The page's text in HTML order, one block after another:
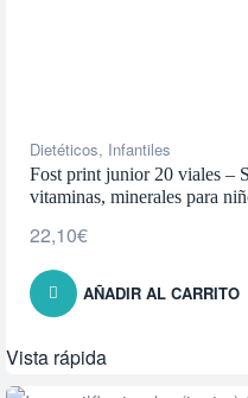
Dietéticos, Infantiles
Fost print junior 20 viales –
vitaminas, minerales para
22,10€
AÑADIR AL CARRITO
Vista rápida